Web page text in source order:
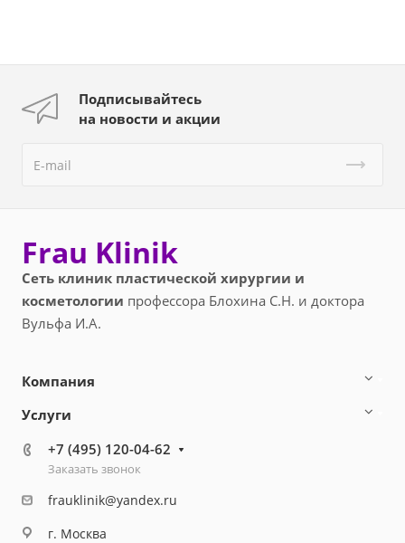
Подписывайтесь
на новости и акции
Frau Klinik
Сеть клиник пластической хирургии и
косметологии профессора Блохина С.Н. и доктора
Вульфа И.А.
Компания
Услуги
+7 (495) 120-04-62
Заказать звонок
frauklinik@yandex.ru
г. Москва